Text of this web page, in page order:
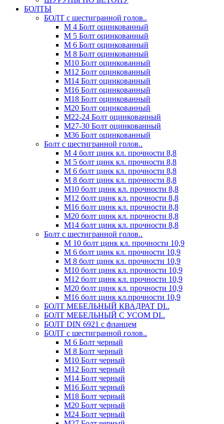
БОЛТЫ
БОЛТ с шестигранной голов..
М 4 Болт оцинкованный
М 5 Болт оцинкованный
М 6 Болт оцинкованный
М 8 Болт оцинкованный
М10 Болт оцинкованный
М12 Болт оцинкованный
М14 Болт оцинкованный
М16 Болт оцинкованный
М18 Болт оцинкованный
М20 Болт оцинкованный
М22-24 Болт оцинкованный
М27-30 Болт оцинкованный
М36 Болт оцинкованный
Болт с шестигранной голов..
М 4 болт цинк кл. прочности 8,8
М 5 болт цинк кл. прочности 8,8
М 6 болт цинк кл. прочности 8,8
М 8 болт цинк кл. прочности 8,8
М10 болт цинк кл. прочности 8,8
М12 болт цинк кл. прочности 8,8
М16 болт цинк кл. прочности 8,8
М20 болт цинк кл. прочности 8,8
М14 болт цинк кл. прочности 8,8
Болт с шестигранной голов..
М 10 болт цинк кл. прочности 10,9
М 6 болт цинк кл. прочности 10,9
М 8 болт цинк кл. прочности 10,9
М10 болт цинк кл. прочности 10,9
М12 болт цинк кл. прочности 10,9
М20 болт цинк кл. прочности 10,9
М16 болт цинк кл.прочности 10,9
БОЛТ МЕБЕЛЬНЫЙ КВАДРАТ DI..
БОЛТ МЕБЕЛЬНЫЙ С УСОМ DI..
БОЛТ DIN 6921 c фланцем
БОЛТ с шестигранной голов..
М 6 Болт черный
М 8 Болт черный
М10 Болт черный
М12 Болт черный
М14 Болт черный
М16 Болт черный
М18 Болт черный
М20 Болт черный
М24 Болт черный